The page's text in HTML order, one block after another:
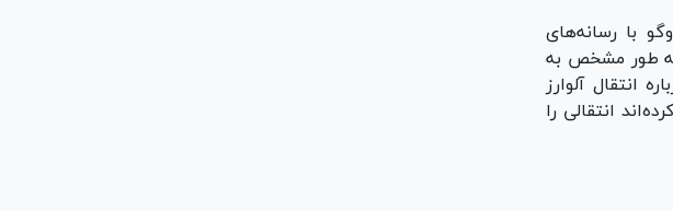
با رسانه‌های
به طور مشخص به
انتقال آلوارز
انتقالی را